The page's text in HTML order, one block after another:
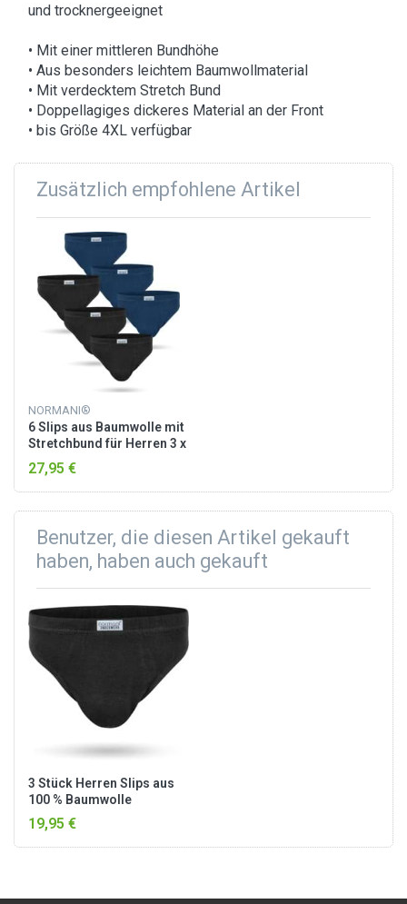
und trocknergeeignet
• Mit einer mittleren Bundhöhe
• Aus besonders leichtem Baumwollmaterial
• Mit verdecktem Stretch Bund
• Doppellagiges dickeres Material an der Front
• bis Größe 4XL verfügbar
Zusätzlich empfohlene Artikel
NORMANI®
6 Slips aus Baumwolle mit
Stretchbund für Herren 3 x
Navy 3 x Schwarz
27,95 €
Benutzer, die diesen Artikel gekauft
haben, haben auch gekauft
3 Stück Herren Slips aus
100 % Baumwolle
„Berkeley“ Schwarz
19,95 €